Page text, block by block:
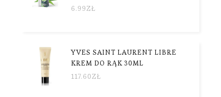
6.99ZŁ
YVES SAINT LAURENT LIBRE
KREM DO RĄK 30ML
117.60ZŁ